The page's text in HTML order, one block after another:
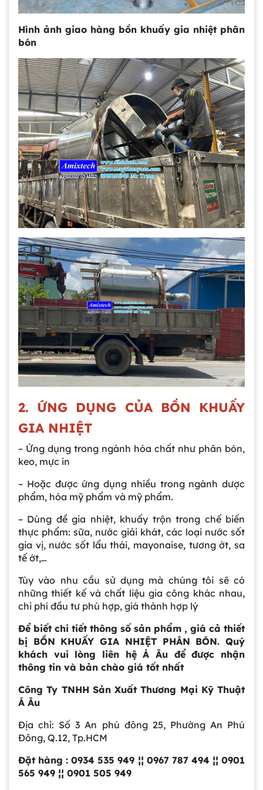
Hình ảnh giao hàng bồn khuấy gia nhiệt phân
bón
2. ỨNG DỤNG CỦA BỒN KHUẤY
GIA NHIỆT
– Ứng dụng trong ngành hóa chất như phân bón,
keo, mực in
– Hoặc được ứng dụng nhiều trong ngành dược
phẩm, hóa mỹ phẩm và mỹ phẩm.
– Dùng đề gia nhiệt, khuấy trộn trong chế biến
thực phẩm: sữa, nước giải khát, các loại nước sốt
gia vị, nước sốt lẩu thái, mayonaise, tương ớt, sa
tế ớt,…
Tùy vào nhu cầu sử dụng mà chúng tôi sẽ có
những thiết kế và chất liệu gia công khác nhau,
chi phí đầu tư phù hợp, giá thành hợp lý
Để biết chi tiết thông số sản phẩm , giá cả thiết
bị BỒN KHUẤY GIA NHIỆT PHÂN BÓN. Quý
khách vui lòng liên hệ Á Âu để được nhận
thông tin và bản chào giá tốt nhất
Công Ty TNHH Sản Xuất Thương Mại Kỹ Thuật
Á Âu
Địa chỉ: Số 3 An phú đông 25, Phường An Phú
Đông, Q.12, Tp.HCM
Đặt hàng : 0934 535 949 ¦¦ 0967 787 494 ¦¦ 0901
565 949 ¦¦ 0901 505 949
Gia công bồn khuấy, silo chứa nguyên liệu
tại công ty Á Âu
tạo và cách chọn mua hiệu quả
Dự án máy khuấy trộn bồn bể công nghiệp
Bồn khuấy thực phẩm 8000 lít là gì? Cấu tạo,
đặc điểm và lý do nên dùng inox
Trong ngành chế biến thực phẩm hiện
đại, việc đảm bảo chất lượng đồng đều
đầu. Bồn khuấy thực phẩm 8000 lít
chính là giải pháp tối ưu giúp doanh
nghiệp nâng cao năng suất sản xuất,
đồng thời đảm bảo quá trình khuấy
trộn nguyên liệu diễn ra hiệu quả, ổn
Bồn khuấy sơn là gì? Cấu tạo và nguyên lý
hoạt động chi tiết
Trong ngành công nghiệp sản xuất sơn,
việc đảm bảo hỗn hợp đạt độ đồng
đều, mịn và ổn định là yếu tố then chốt
Cách Vệ Sinh Bồn Khuấy Inox Hiệu Quả –